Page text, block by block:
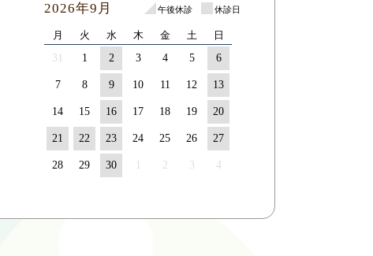
午後休診 休診日
2026年9月
月 火 水 木 金 土
日
31
1 2 3 4 5 6
7 8 9 10 11 12 13
14 15 16 17 18 19 20
21 22 23 24 25 26 27
28 29 30 2 3 4